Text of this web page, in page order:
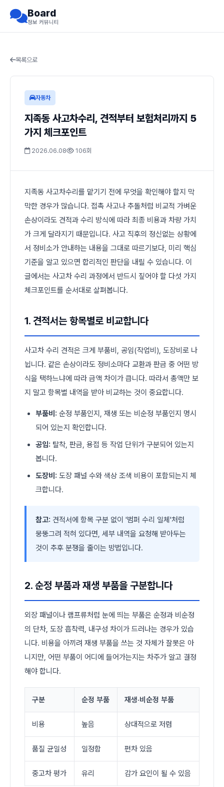
Board
정보 커뮤니티
목록으로
자동차
지족동 사고차수리, 견적부터 보험처리까지 5
가지 체크포인트
2026.06.08 106회
지족동 사고차수리를 맡기기 전에 무엇을 확인해야 할지 막
막한 경우가 많습니다. 접촉 사고나 추돌처럼 비교적 가벼운
손상이라도 견적과 수리 방식에 따라 최종 비용과 차량 가치
가 크게 달라지기 때문입니다. 사고 직후의 정신없는 상황에
서 정비소가 안내하는 내용을 그대로 따르기보다, 미리 핵심
기준을 알고 있으면 합리적인 판단을 내릴 수 있습니다. 이
글에서는 사고차 수리 과정에서 반드시 짚어야 할 다섯 가지
체크포인트를 순서대로 살펴봅니다.
1. 견적서는 항목별로 비교합니다
사고차 수리 견적은 크게 부품비, 공임(작업비), 도장비로 나
뉩니다. 같은 손상이라도 정비소마다 교환과 판금 중 어떤 방
식을 택하느냐에 따라 금액 차이가 큽니다. 따라서 총액만 보
지 말고 항목별 내역을 받아 비교하는 것이 중요합니다.
부품비: 순정 부품인지, 재생 또는 비순정 부품인지 명시
되어 있는지 확인합니다.
공임: 탈착, 판금, 용접 등 작업 단위가 구분되어 있는지
봅니다.
도장비: 도장 패널 수와 색상 조색 비용이 포함되는지 체
크합니다.
참고: 견적서에 항목 구분 없이 '범퍼 수리 일체'처럼
뭉뚱그려 적혀 있다면, 세부 내역을 요청해 받아두는
것이 추후 분쟁을 줄이는 방법입니다.
2. 순정 부품과 재생 부품을 구분합니다
외장 패널이나 램프류처럼 눈에 띄는 부품은 순정과 비순정
의 단차, 도장 흡착력, 내구성 차이가 드러나는 경우가 있습
니다. 비용을 아끼려 재생 부품을 쓰는 것 자체가 잘못은 아
니지만, 어떤 부품이 어디에 들어가는지는 차주가 알고 결정
해야 합니다.
구분 순정 부품 재생·비순정 부품
비용 높음 상대적으로 저렴
품질 균일성 일정함 편차 있음
중고차 평가 유리 감가 요인이 될 수 있음